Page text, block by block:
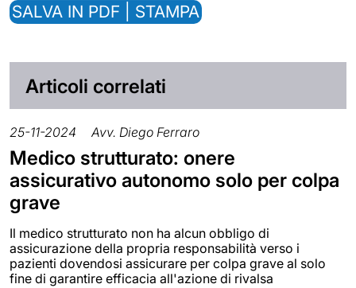
SALVA IN PDF | STAMPA
Articoli correlati
25-11-2024 Avv. Diego Ferraro
Medico strutturato: onere
assicurativo autonomo solo per colpa
grave
Il medico strutturato non ha alcun obbligo di
assicurazione della propria responsabilità verso i
pazienti dovendosi assicurare per colpa grave al solo
fine di garantire efficacia all'azione di rivalsa